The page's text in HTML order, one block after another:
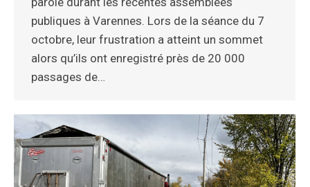
publiques à Varennes. Lors de la séance du 7
octobre, leur frustration a atteint un sommet
alors qu’ils ont enregistré près de 20 000
passages de…